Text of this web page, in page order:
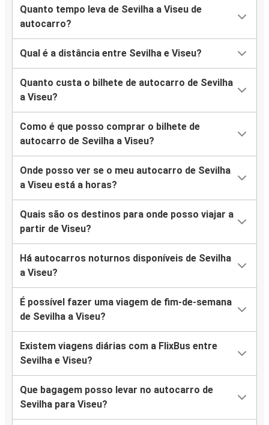
Quanto tempo leva de Sevilha a Viseu de
autocarro?
Qual é a distância entre Sevilha e Viseu?
Quanto custa o bilhete de autocarro de Sevilha
a Viseu?
Como é que posso comprar o bilhete de
autocarro de Sevilha a Viseu?
Onde posso ver se o meu autocarro de Sevilha
a Viseu está a horas?
Quais são os destinos para onde posso viajar a
partir de Viseu?
Há autocarros noturnos disponíveis de Sevilha
a Viseu?
É possível fazer uma viagem de fim-de-semana
de Sevilha a Viseu?
Existem viagens diárias com a FlixBus entre
Sevilha e Viseu?
Que bagagem posso levar no autocarro de
Sevilha para Viseu?